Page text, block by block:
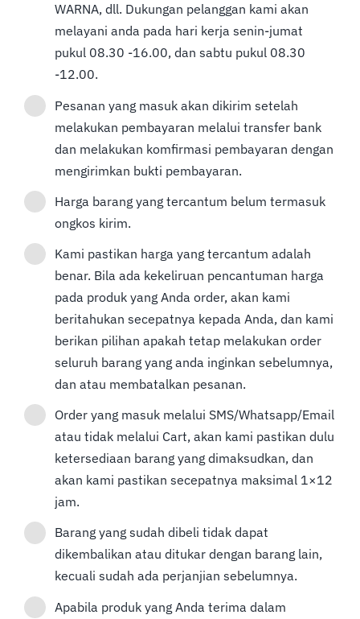
WARNA, dll. Dukungan pelanggan kami akan
melayani anda pada hari kerja senin-jumat
pukul 08.30 -16.00, dan sabtu pukul 08.30
-12.00.
Pesanan yang masuk akan dikirim setelah
melakukan pembayaran melalui transfer bank
dan melakukan komfirmasi pembayaran dengan
mengirimkan bukti pembayaran.
Harga barang yang tercantum belum termasuk
ongkos kirim.
Kami pastikan harga yang tercantum adalah
benar. Bila ada kekeliruan pencantuman harga
pada produk yang Anda order, akan kami
beritahukan secepatnya kepada Anda, dan kami
berikan pilihan apakah tetap melakukan order
seluruh barang yang anda inginkan sebelumnya,
dan atau membatalkan pesanan.
Order yang masuk melalui SMS/Whatsapp/Email
atau tidak melalui Cart, akan kami pastikan dulu
ketersediaan barang yang dimaksudkan, dan
akan kami pastikan secepatnya maksimal 1×12
jam.
Barang yang sudah dibeli tidak dapat
dikembalikan atau ditukar dengan barang lain,
kecuali sudah ada perjanjian sebelumnya.
Apabila produk yang Anda terima dalam